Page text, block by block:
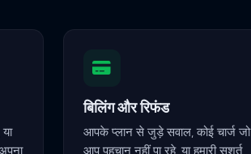
बिलिंग और रिफंड
आपके प्लान से जुड़े सवाल, कोई चार्ज जो
आप पहचान नहीं पा रहे, या हमारी सशर्त